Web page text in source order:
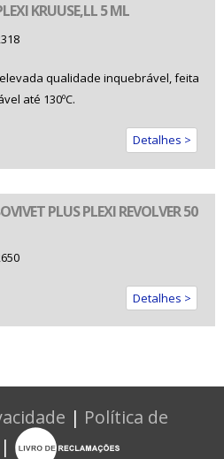
KRUUSE,LL 5 ML
qualidade inquebrável, feita
até 130ºC.
Detalhes >
PLUS PLEXI REVOLVER 50
Detalhes >
| Política de
|